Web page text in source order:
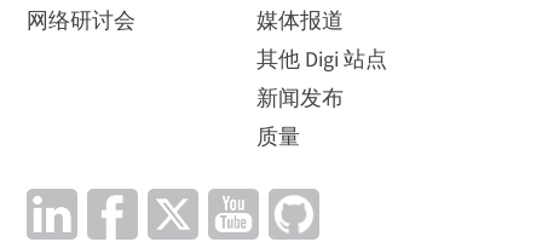
网络研讨会
媒体报道
其他 Digi 站点
新闻发布
质量